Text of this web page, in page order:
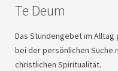
Te Deum
Das Stundengebet im
bei der persönlichen Suche
christlichen Spiritualität.